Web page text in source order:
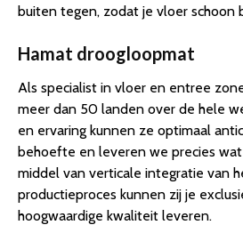
buiten tegen, zodat je vloer schoon
Hamat droogloopmat
Als specialist in vloer en entree
meer dan 50 landen over de hele
en ervaring kunnen ze optimaal
behoefte en leveren we precies
middel van verticale integratie van
productieproces kunnen zij je
hoogwaardige kwaliteit leveren.